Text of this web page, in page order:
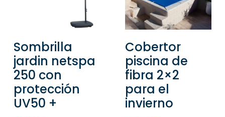
Sombrilla
jardin netspa
250 con
protección
UV50 +
Cobertor
piscina de
fibra 2×2
para el
invierno